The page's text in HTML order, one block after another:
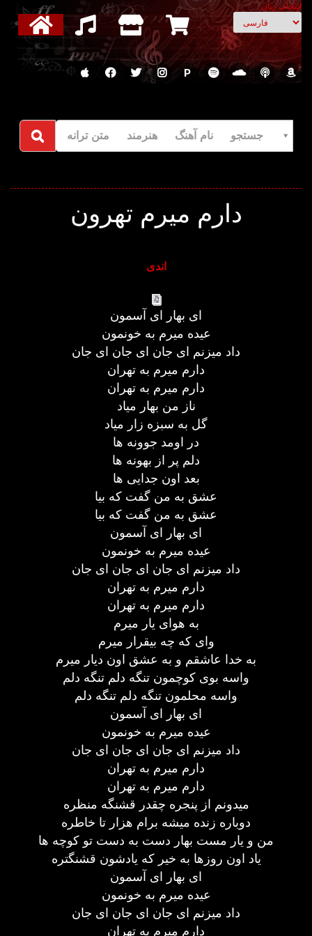
انتخاب زبان
P
جستجو نام آهنگ هنرمند متن ترانه
دارم میرم تهرون
اندی
ای بهار ای آسمون
عیده میرم به خونمون
داد میزنم ای جان ای جان ای جان
دارم میرم به تهران
دارم میرم به تهران
ناز من بهار میاد
گل به سبزه زار میاد
در اومد جوونه ها
دلم پر از بهونه ها
بعد اون جدایی ها
عشق به من گفت که بیا
عشق به من گفت که بیا
ای بهار ای آسمون
عیده میرم به خونمون
داد میزنم ای جان ای جان ای جان
دارم میرم به تهران
دارم میرم به تهران
به هوای یار میرم
وای که چه بیقرار میرم
به خدا عاشقم و به عشق اون دیار میرم
واسه بوی کوچمون تنگه دلم تنگه دلم
واسه محلمون تنگه دلم تنگه دلم
ای بهار ای آسمون
عیده میرم به خونمون
داد میزنم ای جان ای جان ای جان
دارم میرم به تهران
دارم میرم به تهران
میدونم از پنجره چقدر قشنگه منظره
دوباره زنده میشه برام هزار تا خاطره
من و یار مست بهار دست به دست تو کوچه ها
یاد اون روزها به خیر که یادشون قشنگتره
ای بهار ای آسمون
عیده میرم به خونمون
داد میزنم ای جان ای جان ای جان
دارم میرم به تهران